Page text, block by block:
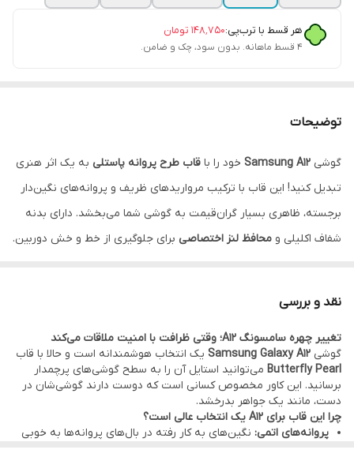
هر قسط با ترب‌پی:۱۴۸٬۷۵۰ تومان
۴ قسط ماهانه. بدون سود، چک و ضامن.
توضیحات
گوشی Samsung A12 خود را با قاب طرح پروانه پاستلی به یک اثر هنری
تبدیل کنید! این قاب با ترکیب مرواریدهای ظریف و پروانه‌های نگین‌دار
برجسته، ظاهری بسیار گران‌قیمت به گوشی شما می‌بخشد. دارای بدنه
شفاف اکلیلی و محافظ لنز اختصاصی برای جلوگیری از خط و خش دوربین.
نقد و بررسی
تغییر چهره سامسونگ A12؛ وقتی ظرافت با امنیت ملاقات می‌کند
گوشی Samsung Galaxy A12 یک انتخاب هوشمندانه است و حالا با قاب
Butterfly Pearl می‌توانید استایل آن را به سطح گوشی‌های پرچمدار
برسانید. این کاور مخصوص کسانی است که دوست دارند گوشی‌شان در
دست، مانند یک جواهر بدرخشد.
چرا این قاب برای A12 یک انتخاب عالی است؟
پروانه‌های اتمی: نگین‌‌های به کار رفته در بال‌های پروانه‌ها به خوبی